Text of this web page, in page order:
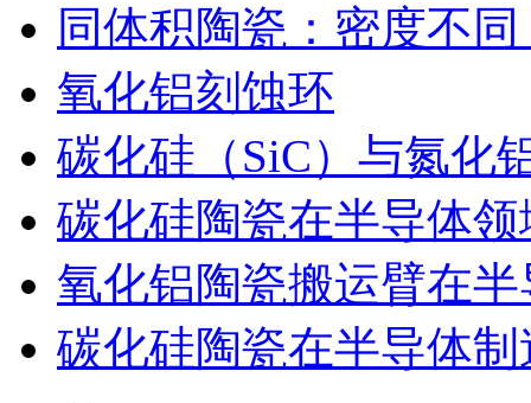
同体积陶瓷：密度不
氧化铝刻蚀环
碳化硅（SiC）与氮化
碳化硅陶瓷在半导体
氧化铝陶瓷搬运臂在
碳化硅陶瓷在半导体